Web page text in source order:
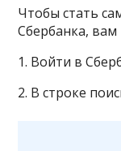
Чтобы стать
Сбербанка, вам
1. Войти в
2. В строке